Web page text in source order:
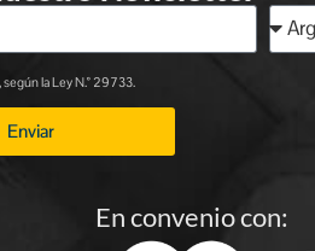
la Ley N.° 29733.
Enviar
En convenio con: